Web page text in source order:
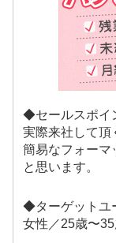
◆セールスポ
実際来社して頂
簡易なフォーマ
と思います。
◆ターゲット
女性／25歳〜